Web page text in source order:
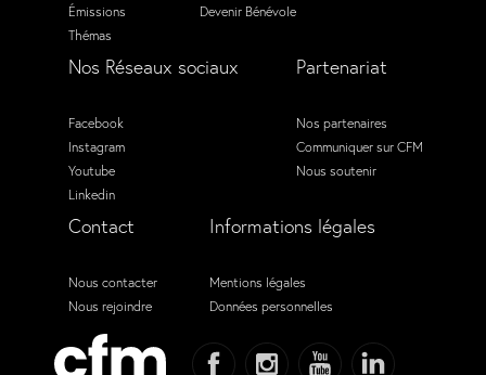
Émissions
Thémas
Devenir Bénévole
Nos Réseaux sociaux
Facebook
Instagram
Youtube
Linkedin
Partenariat
Nos partenaires
Communiquer sur CFM
Nous soutenir
Contact
Nous contacter
Nous rejoindre
Informations légales
Mentions légales
Données personnelles